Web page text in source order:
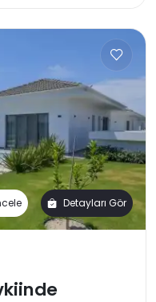
Detayları Gör